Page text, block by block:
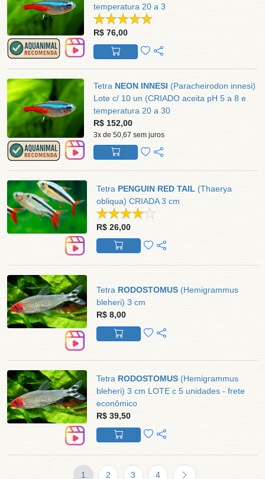
temperatura 20 a 3
R$ 76,00
Tetra NEON INNESI (Paracheirodon innesi)
Lote c/ 10 un (CRIADO aceita pH 5 a 8 e
temperatura 20 a 30
R$ 152,00
3x de 50,67 sem juros
Tetra PENGUIN RED TAIL (Thaerya
obliqua) CRIADA 3 cm
R$ 26,00
Tetra RODOSTOMUS (Hemigrammus
bleheri) 3 cm
R$ 8,00
Tetra RODOSTOMUS (Hemigrammus
bleheri) 3 cm LOTE c 5 unidades - frete
econômico
R$ 39,50
1 2 3 4